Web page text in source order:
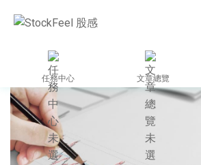
任務中心 文章總覽